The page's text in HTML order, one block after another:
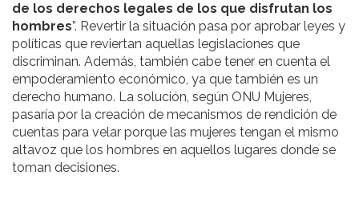
de los derechos legales de los que disfrutan los
hombres”. Revertir la situación pasa por aprobar leyes y
políticas que reviertan aquellas legislaciones que
discriminan. Además, también cabe tener en cuenta el
empoderamiento económico, ya que también es un
derecho humano. La solución, según ONU Mujeres,
pasaría por la creación de mecanismos de rendición de
cuentas para velar porque las mujeres tengan el mismo
altavoz que los hombres en aquellos lugares donde se
toman decisiones.